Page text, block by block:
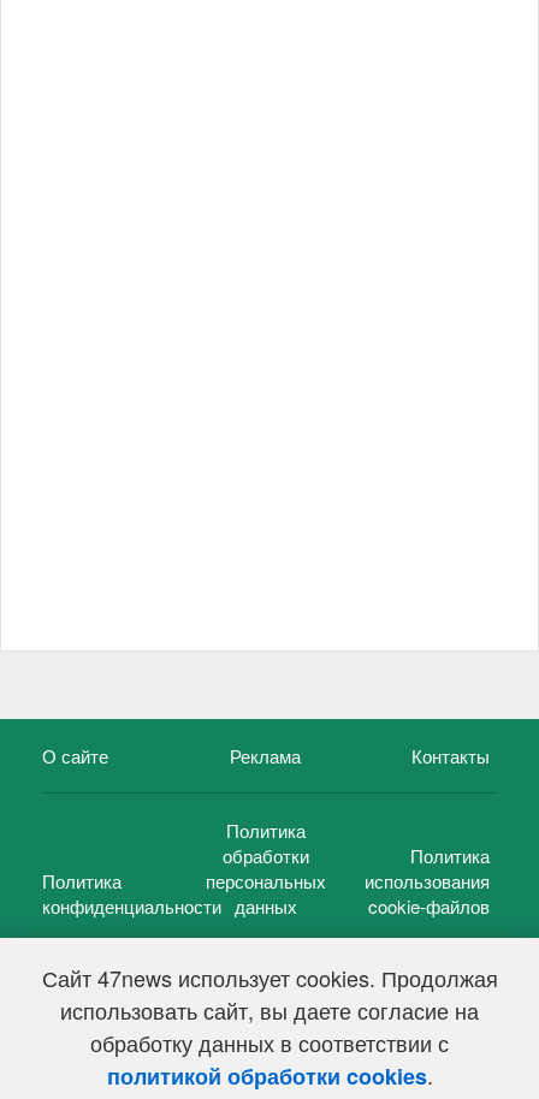
Сайт 47news использует cookies. Продолжая
использовать сайт, вы даете согласие на
обработку данных в соответствии с
политикой обработки cookies.
О сайте Реклама Контакты
Политика
конфиденциальности
Политика
обработки
персональных
данных
Политика
использования
cookie-файлов
47 новостей (47 news)2005 — 2026 г.
Свидетельство о регистрации СМИ Эл № ФС 77-39848, выдано
Федеральной службой по надзору в сфере связи,
информационных технологий и массовых коммуникаций